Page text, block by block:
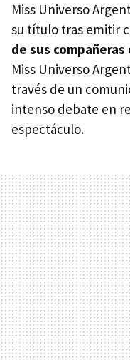
Miss Universo
su título tras emitir
de sus
Miss Universo
través de un
intenso debate en
espectáculo.